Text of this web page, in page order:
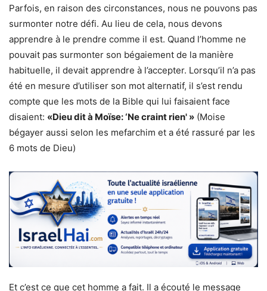
Parfois, en raison des circonstances, nous ne pouvons pas
surmonter notre défi. Au lieu de cela, nous devons
apprendre à le prendre comme il est. Quand l’homme ne
pouvait pas surmonter son bégaiement de la manière
habituelle, il devait apprendre à l’accepter. Lorsqu’il n’a pas
été en mesure d’utiliser son mot alternatif, il s’est rendu
compte que les mots de la Bible qui lui faisaient face
disaient: «Dieu dit à Moïse: ‘Ne craint rien' » (Moise
bégayer aussi selon les mefarchim et a été rassuré par les
6 mots de Dieu)
Et c’est ce que cet homme a fait. Il a écouté le message